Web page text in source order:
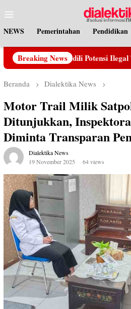
ke
Mobile
NEWS Pemerintahan Pendidikan
Breaking News
Tangkap dan Adili Potensi Ilegal
Beranda Dialektika News
Motor Trail Milik
Ditunjukkan,
Diminta Transparan
Dialektika News
19 November 2025
64 views